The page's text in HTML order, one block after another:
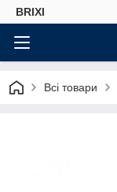
BRIXI
Всі товари